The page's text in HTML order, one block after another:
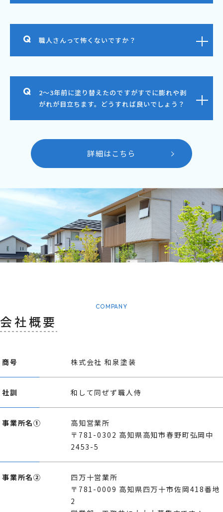
職人さんって怖くないですか？
2～3年前に塗り替えたのですがすでに膨れや剥
がれが目立ちます。どうすれば良いでしょう？
詳細はこちら
COMPANY
会社概要
商号 株式会社 和泉塗装
社訓 和して同ぜず職人侍
事業所名①
高知営業所
〒781-0302 高知県高知市春野町弘岡中
2453-5
事業所名②
四万十営業所
〒781-0009 高知県四万十市佐岡418番地
2